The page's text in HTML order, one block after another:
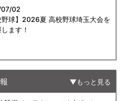
02
野球】2026夏 高校野球埼玉大会を
ます！
もっと見る